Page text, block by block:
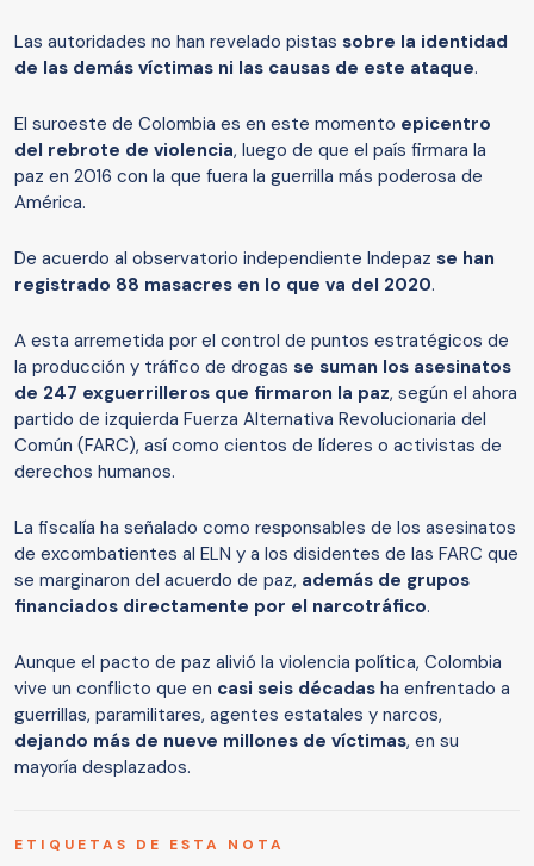
Las autoridades no han revelado pistas sobre la identidad
de las demás víctimas ni las causas de este ataque.
El suroeste de Colombia es en este momento epicentro
del rebrote de violencia, luego de que el país firmara la
paz en 2016 con la que fuera la guerrilla más poderosa de
América.
De acuerdo al observatorio independiente Indepaz se han
registrado 88 masacres en lo que va del 2020.
A esta arremetida por el control de puntos estratégicos de
la producción y tráfico de drogas se suman los asesinatos
de 247 exguerrilleros que firmaron la paz, según el ahora
partido de izquierda Fuerza Alternativa Revolucionaria del
Común (FARC), así como cientos de líderes o activistas de
derechos humanos.
La fiscalía ha señalado como responsables de los asesinatos
de excombatientes al ELN y a los disidentes de las FARC que
se marginaron del acuerdo de paz, además de grupos
financiados directamente por el narcotráfico.
Aunque el pacto de paz alivió la violencia política, Colombia
vive un conflicto que en casi seis décadas ha enfrentado a
guerrillas, paramilitares, agentes estatales y narcos,
dejando más de nueve millones de víctimas, en su
mayoría desplazados.
ETIQUETAS DE ESTA NOTA